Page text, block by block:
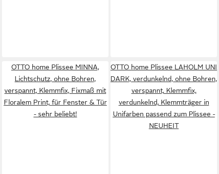
OTTO home Plissee MINNA,
Lichtschutz, ohne Bohren,
verspannt, Klemmfix, Fixmaß mit
Floralem Print, für Fenster & Tür
- sehr beliebt!
OTTO home Plissee LAHOLM UNI
DARK, verdunkelnd, ohne Bohren,
verspannt, Klemmfix,
verdunkelnd, Klemmträger in
Unifarben passend zum Plissee -
NEUHEIT